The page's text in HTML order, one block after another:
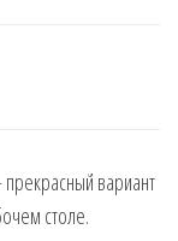
вариант
столе.